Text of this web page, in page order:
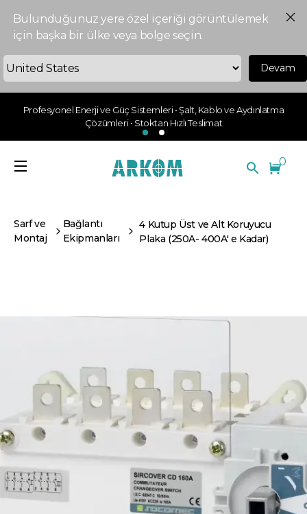
Bulunduğunuz yere özel içeriği görüntülemek
için başka bir ülke veya bölge seçin.
Devam
Profesyonel Enerji ve Güç Sistemleri • Şalt, Kablo ve Aydınlatma
Çözümleri • Stoktan Hızlı Teslimat
0
Sarf ve
Montaj
Bağlantı
Ekipmanları
4 Kutup Üst ve Alt Koruyucu
Plaka (250A- 400A' e Kadar)